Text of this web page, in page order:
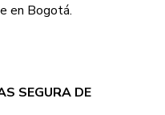
en Bogotá.
SEGURA DE